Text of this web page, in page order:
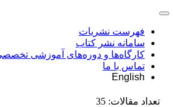
فهرست نشریات
سامانه نشر کتاب
کارگاه‌ها و دوره‌های آموزشی
تماس با ما
English
تعداد مقالات: 35